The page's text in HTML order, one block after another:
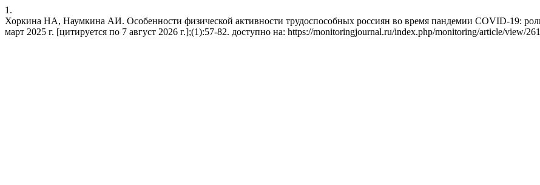
1.
Хоркина НА, Наумкина АИ. Особенности физической активности трудоспособных россиян во время пандемии COVID-19:
март 2025 г. [цитируется по 7 август 2026 г.];(1):57-82. доступно на: https://monitoringjournal.ru/index.php/monitoring/article/view/